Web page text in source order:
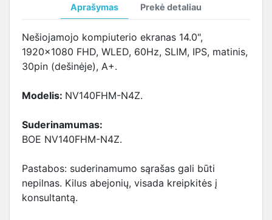
Aprašymas Prekė detaliau
Nešiojamojo kompiuterio ekranas 14.0",
1920x1080 FHD, WLED, 60Hz, SLIM, IPS, matinis,
30pin (dešinėje), A+.
Modelis: NV140FHM-N4Z.
Suderinamumas:
BOE NV140FHM-N4Z.
Pastabos: suderinamumo sąrašas gali būti
nepilnas. Kilus abejonių, visada kreipkitės į
konsultantą.